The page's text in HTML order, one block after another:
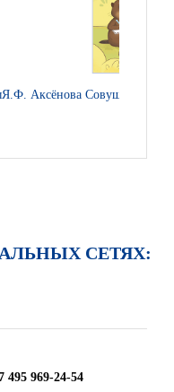
Я.Ф. Аксёнова Совушкино
СЕТЯХ:
495 969-24-54